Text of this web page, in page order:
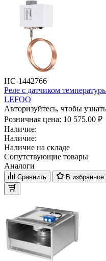
НС-1442766
Реле с датчиком
LEFOO
Авторизуйтесь, чтобы
Розничная цена: 10 575.00 ₽
Наличие:
Наличие:
Наличие на складе
Сопутствующие товары
Аналоги
Сравнить В избранное